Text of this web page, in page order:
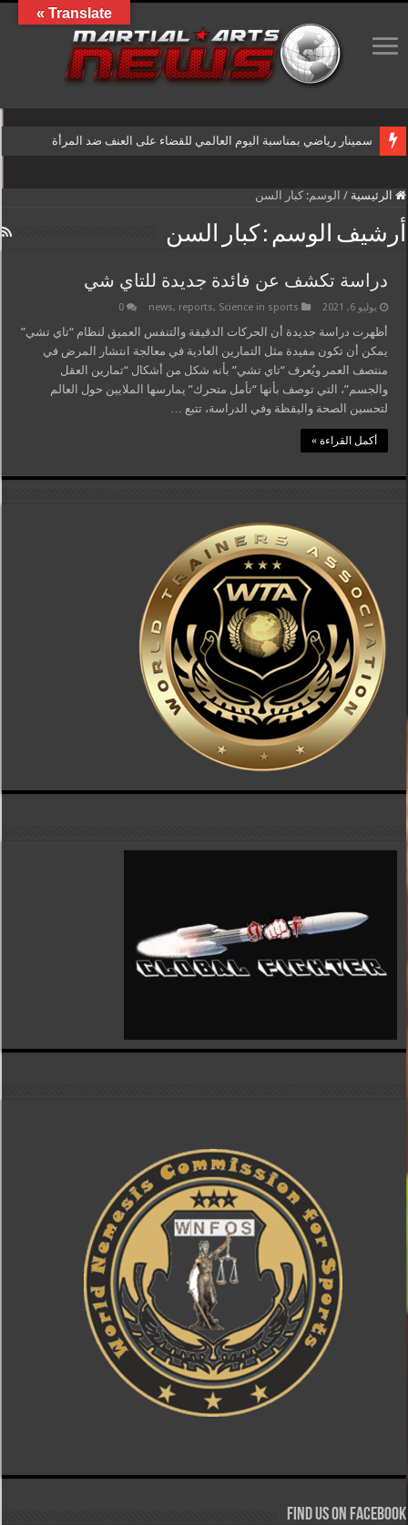
سمينار رياضي بمناسبة اليوم العالمي للقضاء على العنف ضد المرأة
الرئيسية / الوسم:كبار السن
أرشيف الوسم : كبار السن
دراسة تكشف عن فائدة جديدة للتاي شي
يوليو 6, 2021 news, reports, Science in sports
0
أظهرت دراسة جديدة أن الحركات الدقيقة والتنفس العميق لنظام “تاي تشي”
يمكن أن تكون مفيدة مثل التمارين العادية في معالجة انتشار المرض في
منتصف العمر ويُعرف “تاي تشي” بأنه شكل من أشكال “تمارين العقل
والجسم”، التي توصف بأنها “تأمل متحرك” يمارسها الملايين حول العالم
لتحسين الصحة واليقظة وفي الدراسة، تتبع …
أكمل القراءة »
Find us on Facebook
Translate »